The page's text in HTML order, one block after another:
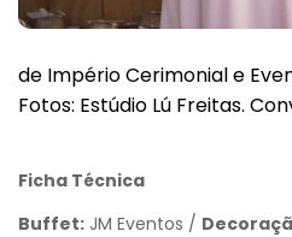
de Império Cerimonial e
Fotos: Estúdio Lú Freitas.
Ficha Técnica
Buffet: JM Eventos /